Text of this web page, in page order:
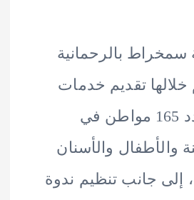
بالرحمانية
تقديم خدمات
لعدد 165 مواطن في
والأسنان
تنظيم ندوة